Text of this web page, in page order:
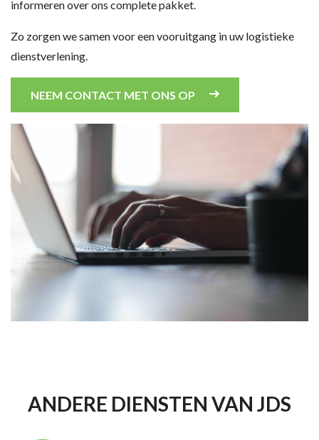
informeren over ons complete pakket.
Zo zorgen we samen voor een vooruitgang in uw logistieke
dienstverlening.
NEEM CONTACT MET ONS OP
ANDERE DIENSTEN VAN JDS